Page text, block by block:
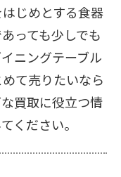
じめとする食器
っても少しでも
ニングテーブル
て売りたいなら
買取に役立つ情
ください。